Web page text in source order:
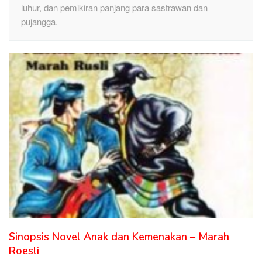
luhur, dan pemikiran panjang para sastrawan dan
pujangga.
Sinopsis Novel Anak dan Kemenakan – Marah
Roesli